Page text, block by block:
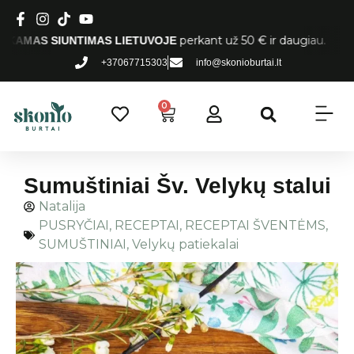
+37067715303 info@skonioburtai.lt
SIUNTIMAS LIETUVOJEperkant už 50 € ir daugiau.
0
Sumuštiniai Šv. Velykų stalui
Natalija
PUSRYČIAI, RECEPTAI, RECEPTAI ŠVENTĖMS,
SUMUŠTINIAI, Velykų patiekalai